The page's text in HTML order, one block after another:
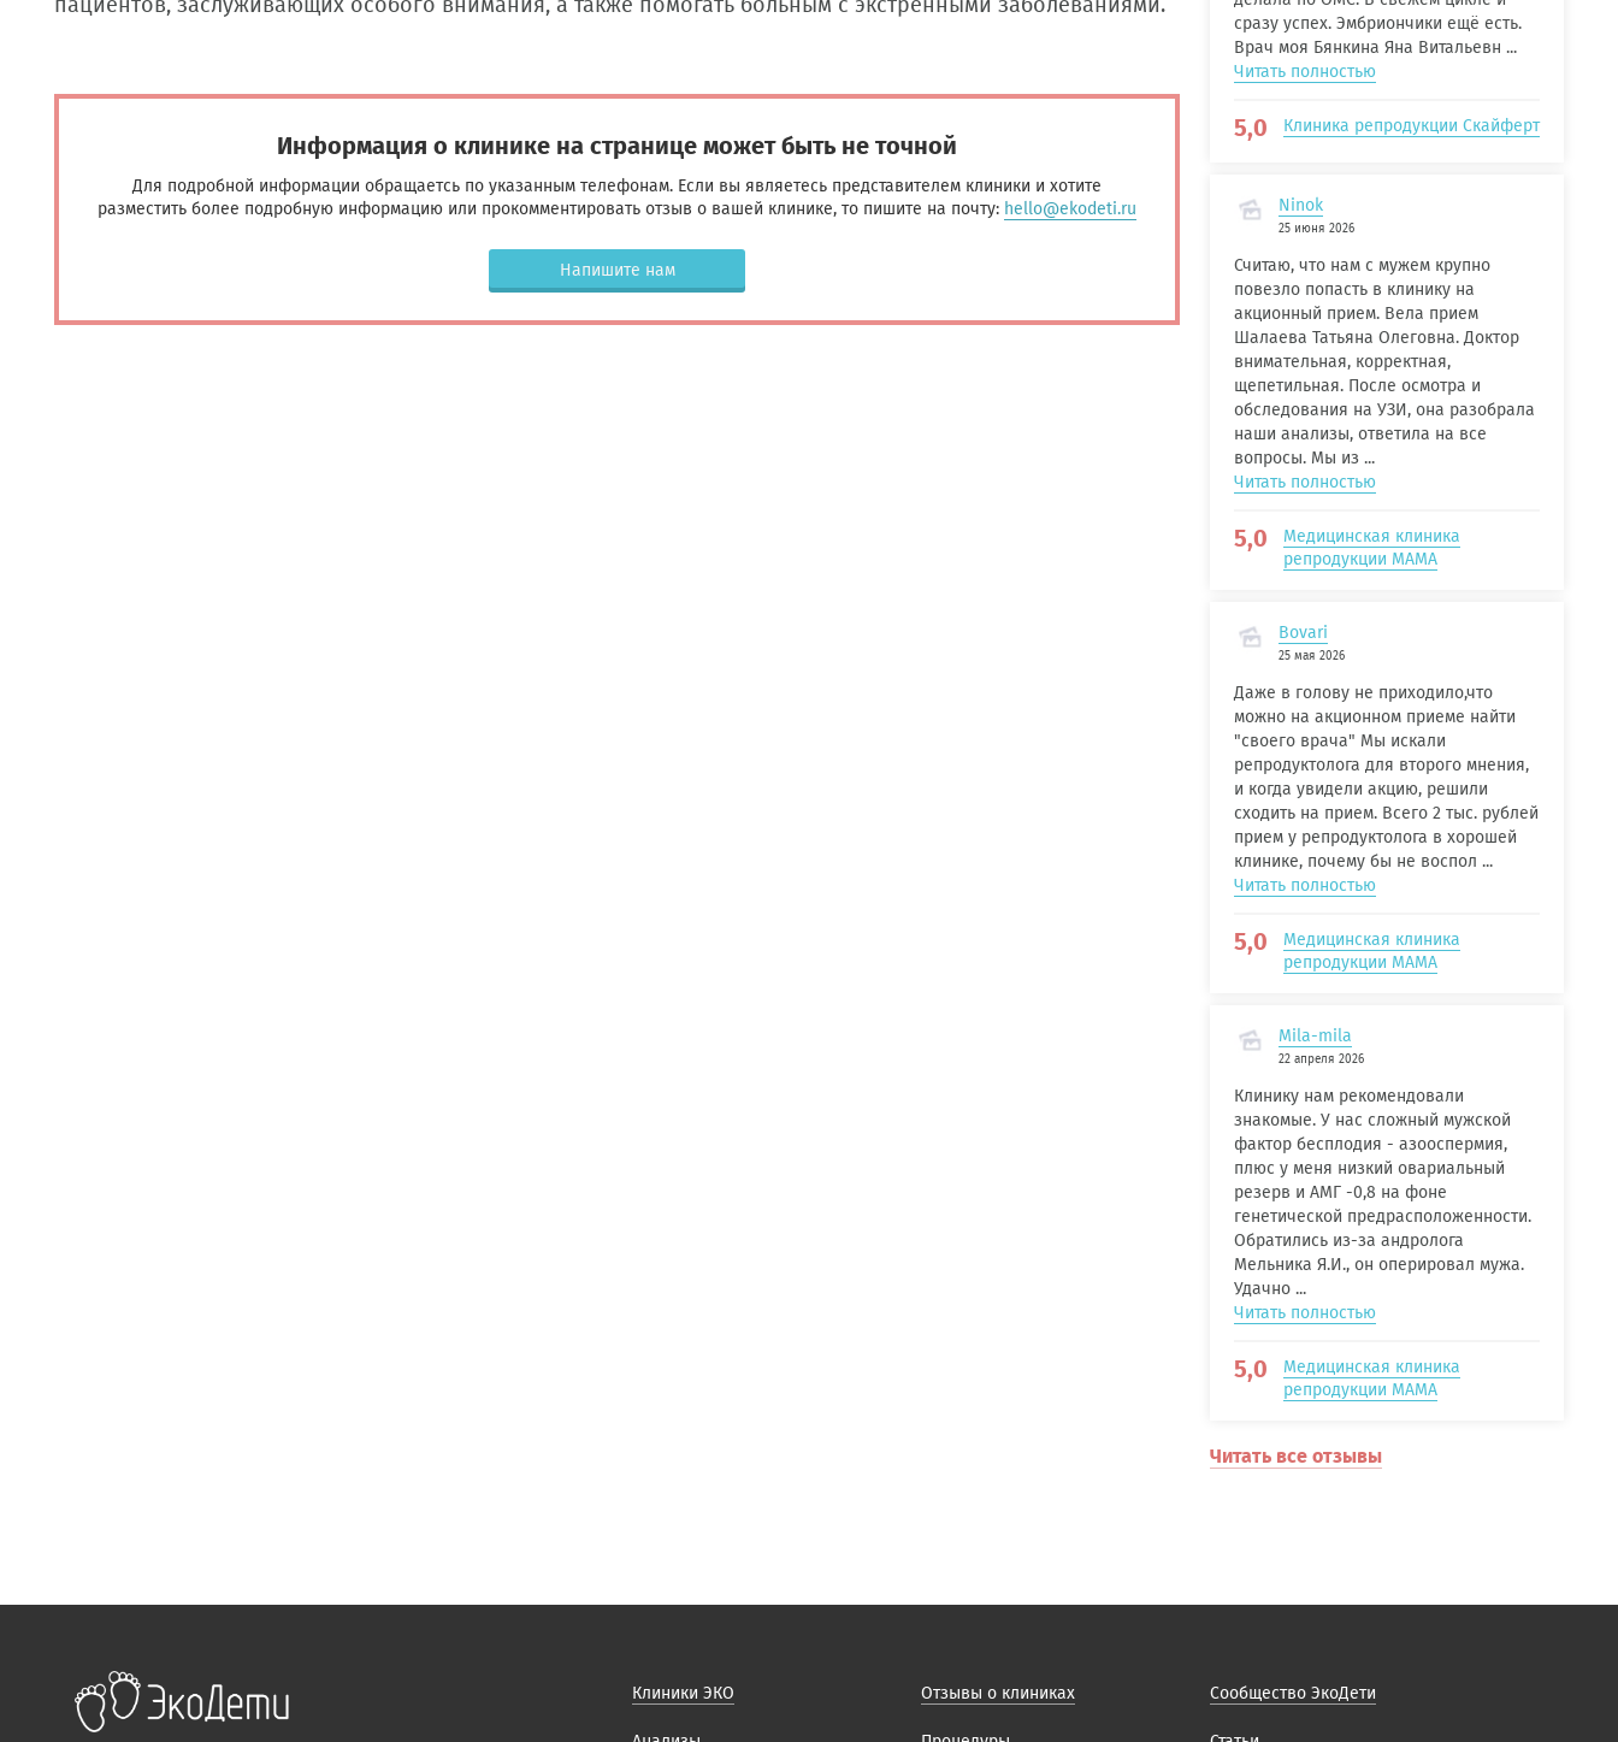
Информация о клинике на странице может быть не точной
Для подробной информации обращаетсь по указанным телефонам. Если вы являетесь представителем клиники и хотите
разместить более подробную информацию или прокомментировать отзыв о вашей клинике, то пишите на почту: hello@ekodeti.ru
Напишите нам
сразу успех. Эмбриончики ещё есть.
Врач моя Бянкина Яна Витальевн ...
Читать полностью
5,0 Клиника репродукции Скайферт
Ninok
25 июня 2026
Считаю, что нам с мужем крупно
повезло попасть в клинику на
акционный прием. Вела прием
Шалаева Татьяна Олеговна. Доктор
внимательная, корректная,
щепетильная. После осмотра и
обследования на УЗИ, она разобрала
наши анализы, ответила на все
вопросы. Мы из ...
Читать полностью
5,0
Медицинская клиника
репродукции МАМА
Bovari
25 мая 2026
Даже в голову не приходило,что
можно на акционном приеме найти
"своего врача" Мы искали
репродуктолога для второго мнения,
и когда увидели акцию, решили
сходить на прием. Всего 2 тыс. рублей
прием у репродуктолога в хорошей
клинике, почему бы не воспол ...
Читать полностью
5,0
Медицинская клиника
репродукции МАМА
Mila-mila
22 апреля 2026
Клинику нам рекомендовали
знакомые. У нас сложный мужской
фактор бесплодия - азооспермия,
плюс у меня низкий овариальный
резерв и АМГ -0,8 на фоне
генетической предрасположенности.
Обратились из-за андролога
Мельника Я.И., он оперировал мужа.
Удачно ...
Читать полностью
5,0
Медицинская клиника
репродукции МАМА
Читать все отзывы
Клиники ЭКО Отзывы о клиниках Сообщество ЭкоДети